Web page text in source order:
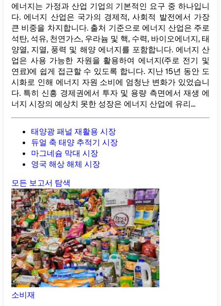
에너지는 가정과 산업 기업의 기본적인 요구 중 하나입니
다. 에너지 산업은 국가의 경제적, 사회적 발전에서 가장
큰 비중을 차지합니다. 출처 기준으로 에너지 산업은 주로
석탄, 석유, 천연가스, 우라늄 및 핵, 수력, 바이오에너지, 태
양열, 지열, 풍력 및 해양 에너지를 포함합니다. 에너지 산
업은 사용 가능한 자원을 활용하여 에너지(주로 전기 및
연료)에 쉽게 접근할 수 있도록 합니다. 지난 15년 동안 도
시화로 인해 에너지 자원 소비에 엄청난 변화가 있었습니
다. 특히 신흥 경제권에서 투자 및 용량 측면에서 재생 에
너지 시장의 예상치 못한 성장은 에너지 산업에 유리...
태양광 패널 재활용 시장
듀얼 축 태양 추적기 시장
마그네슘 막대 시장
영국 해상 해체 시장
모든 보고서 탐색
소비재